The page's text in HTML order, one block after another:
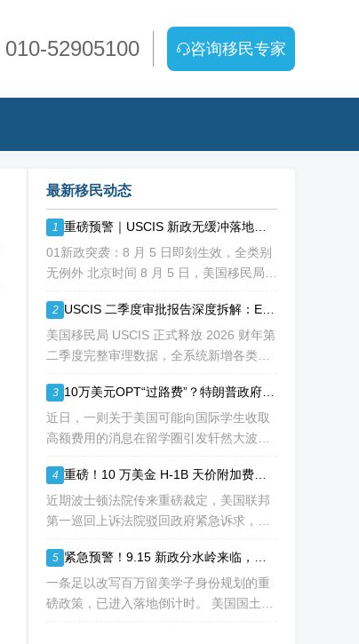
010-52905100 咨询移民专家
最新移民动态
1
01新政突袭：8 月 5 日即刻生效，全类别
无例外 北京时间 8 月 5 日，美国移民局
05，彻底改写移民申请审理规则： 移民官
拥
2
美国移民局 USCIS 正式释放 2026 财年第
二季度完整审理数据，全系统新增各类移
整体待审积压总量已冲破 1200 万大关。
海
3
近日，一则关于美国可能向国际学生收取
高额费用的消息在留学圈引发轩然大波。
朗普政府正在讨论一项针对国际学生毕业
后工作许可（OPT）的新方案，其中可能
包括高达10万美元
4
近期波士顿法院传来重磅裁定，美国联邦
第一巡回上诉法院驳回政府紧急诉求，此
费，再次被司法禁令冻结。 不少海外技
术人才看到消息稍感宽慰，但
5
一条足以改写百万留美学子身份规划的重
磅政策，已进入落地倒计时。 美国国土安